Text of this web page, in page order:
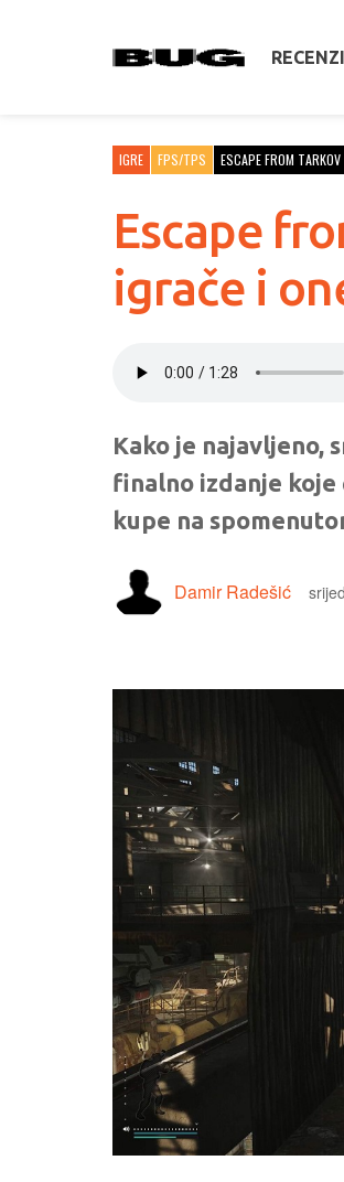
IGRE FPS/TPS ESCAPE FROM TARKOV
Escape
igrače i
Kako je najavljeno,
finalno izdanje koje
kupe na
Damir Radešić